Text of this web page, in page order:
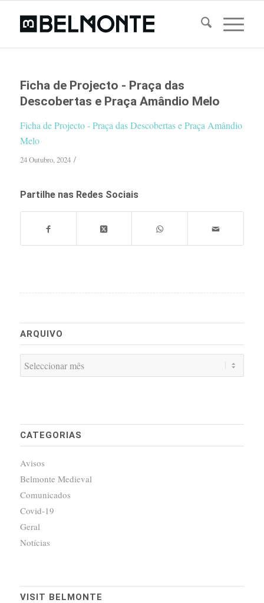
Ficha de Projecto - Praça das
Descobertas e Praça Amândio Melo
Ficha de Projecto - Praça das Descobertas e Praça Amândio
Melo
24 Outubro, 2024 /
Partilhe nas Redes Sociais
ARQUIVO
CATEGORIAS
Avisos
Belmonte Medieval
Comunicados
Covid-19
Geral
Notícias
VISIT BELMONTE